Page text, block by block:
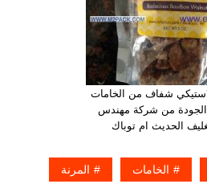
شفاف من الخامات
الجودة من شركة مهندس
الحديث ام توباك
الخامات المرنة